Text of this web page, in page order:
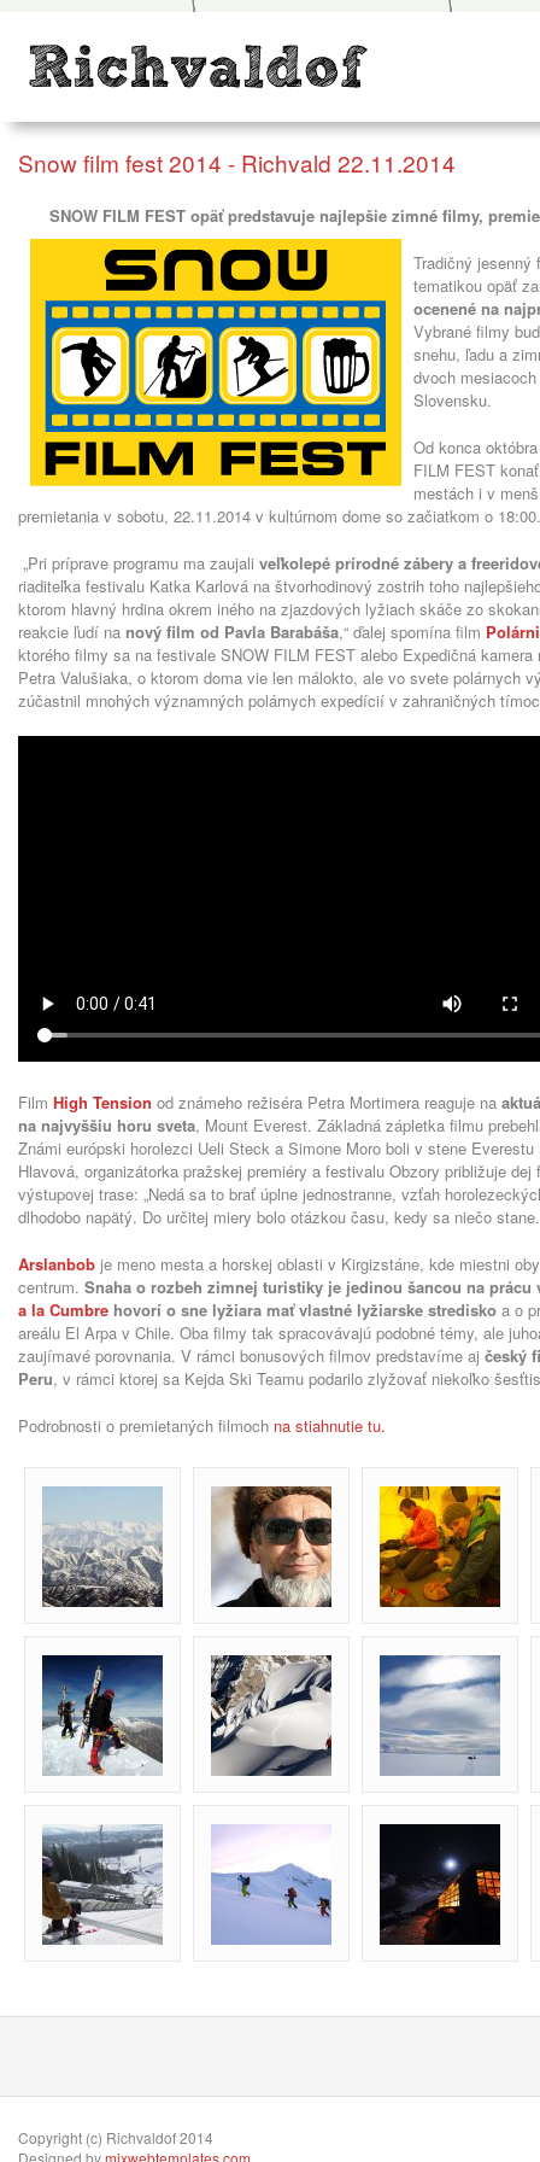
Snow film fest 2014 - Richvald 22.11.2014
SNOW FILM FEST opäť predstavuje najlepšie zimné filmy,
Tradičný
tematikou opäť
ocenené na
Vybrané filmy
snehu, ľadu a
dvoch
Slovensku.
Od konca
FILM FEST
mestách i v
premietania v sobotu, 22.11.2014 v kultúrnom dome so začiatkom o 18:00.
„Pri príprave programu ma zaujali veľkolepé prírodné zábery a
riaditeľka festivalu Katka Karlová na štvorhodinový zostrih toho
ktorom hlavný hrdina okrem iného na zjazdových lyžiach skáče zo
reakcie ľudí na nový film od Pavla Barabáša,“ ďalej spomína film
ktorého filmy sa na festivale SNOW FILM FEST alebo Expedičná
Petra Valušiaka, o ktorom doma vie len málokto, ale vo svete polárnych
zúčastnil mnohých významných polárnych expedícií v zahraničných
Film High Tension od známeho režiséra Petra Mortimera reaguje na
na najvyššiu horu sveta, Mount Everest. Základná zápletka filmu
Známi európski horolezci Ueli Steck a Simone Moro boli v stene
Hlavová, organizátorka pražskej premiéry a festivalu Obzory približuje
výstupovej trase: „Nedá sa to brať úplne jednostranne, vzťah
dlhodobo napätý. Do určitej miery bolo otázkou času, kedy sa niečo
Arslanbob je meno mesta a horskej oblasti v Kirgizstáne, kde miestni
centrum. Snaha o rozbeh zimnej turistiky je jedinou šancou na prácu
a la Cumbre hovorí o sne lyžiara mať vlastné lyžiarske stredisko a o
areálu El Arpa v Chile. Oba filmy tak spracovávajú podobné témy, ale
zaujímavé porovnania. V rámci bonusových filmov predstavíme aj český
Peru, v rámci ktorej sa Kejda Ski Teamu podarilo zlyžovať niekoľko
Podrobnosti o premietaných filmoch na stiahnutie tu.
Copyright (c) Richvaldof 2014
Designed bymixwebtemplates.com